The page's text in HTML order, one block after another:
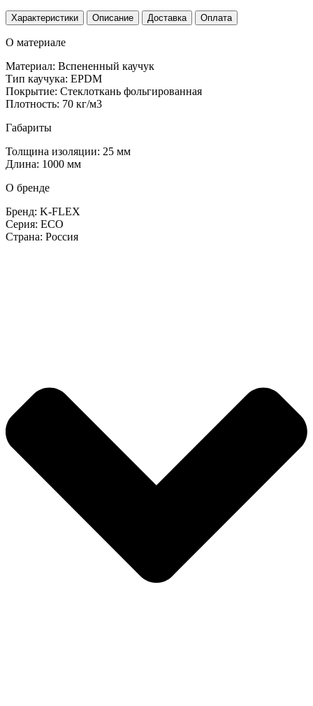
Характеристики Описание Доставка Оплата
О материале
Материал: Вспененный каучук
Тип каучука: EPDM
Покрытие: Стеклоткань фольгированная
Плотность: 70 кг/м3
Габариты
Толщина изоляции: 25 мм
Длина: 1000 мм
О бренде
Бренд: K-FLEX
Серия: ECO
Страна: Россия